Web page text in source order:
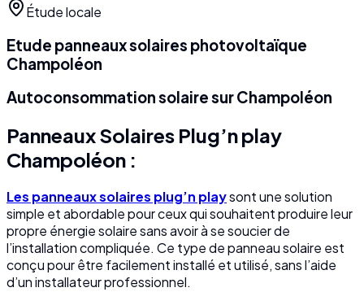
Étude locale
Etude panneaux solaires photovoltaïque
Champoléon
Autoconsommation solaire sur Champoléon
Panneaux Solaires Plug’n play
Champoléon :
Les panneaux solaires plug’n playsont une solution
simple et abordable pour ceux qui souhaitent produire leur
propre énergie solaire sans avoir à se soucier de
l’installation compliquée. Ce type de panneau solaire est
conçu pour être facilement installé et utilisé, sans l’aide
d’un installateur professionnel.